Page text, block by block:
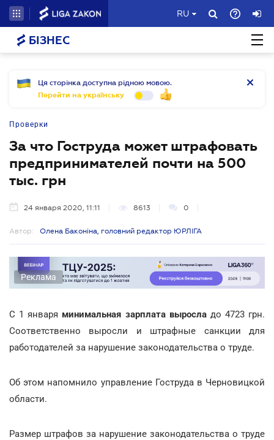
RU
БІЗНЕС
Ця сторінка доступна рідною мовою.
Перейти на українську
Проверки
За что Гоструда может штрафовать
предпринимателей почти на 500
тыс. грн
24 января 2020, 11:11 8613 0
Автор: Олена Баконіна, головний редактор ЮРЛІГА
Реклама
С 1 января минимальная зарплата выросладо 4723 грн.
Соответственно выросли и штрафные санкции для
работодателей за нарушение законодательства о труде.
Об этом напомнило управление Гоструда в Черновицкой
области.
Размер штрафов за нарушение законодательства о труде